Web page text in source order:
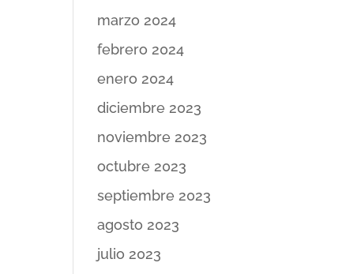
marzo 2024
febrero 2024
enero 2024
diciembre 2023
noviembre 2023
octubre 2023
septiembre 2023
agosto 2023
julio 2023